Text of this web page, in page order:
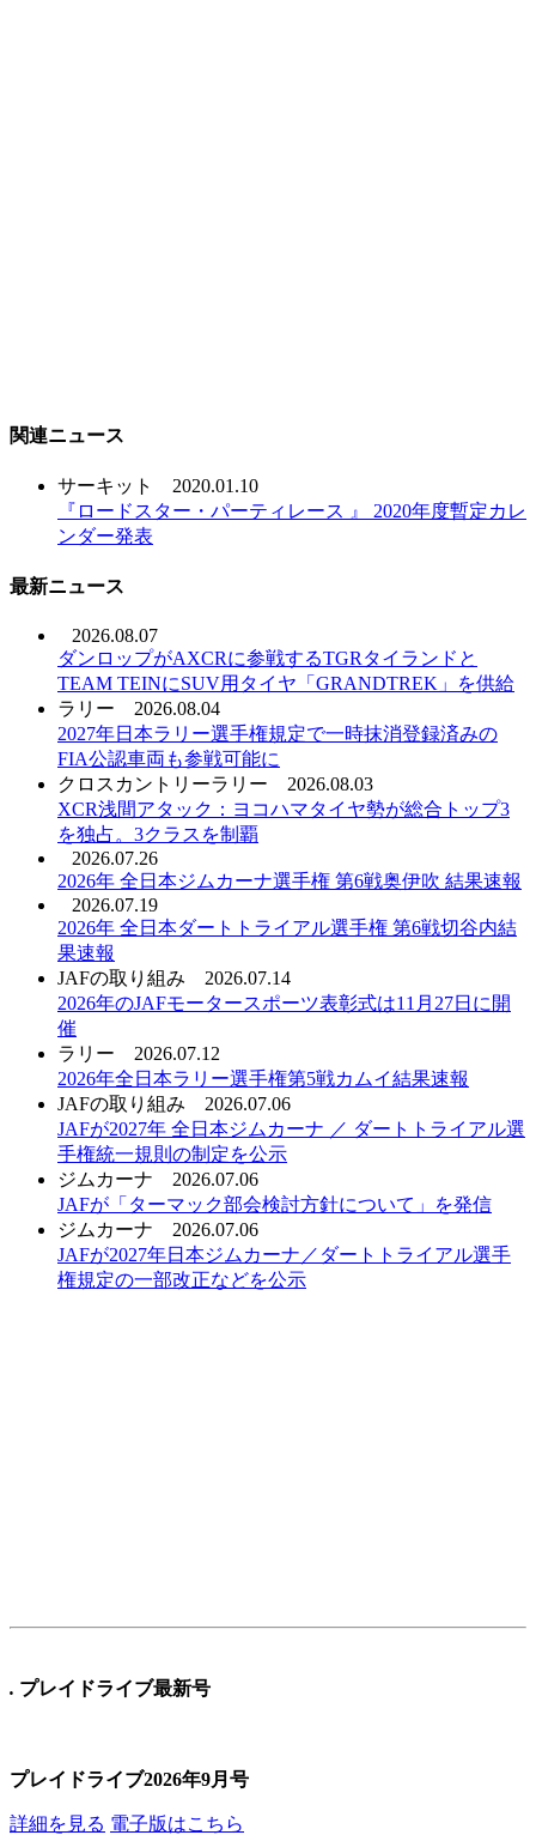
関連ニュース
サーキット
2020.01.10
『ロードスター・パーティレース 』 2020年度暫定カレ
ンダー発表
最新ニュース
2026.08.07
ダンロップがAXCRに参戦するTGRタイランドと
TEAM TEINにSUV用タイヤ「GRANDTREK」を供給
ラリー
2026.08.04
2027年日本ラリー選手権規定で一時抹消登録済みの
FIA公認車両も参戦可能に
クロスカントリーラリー
2026.08.03
XCR浅間アタック：ヨコハマタイヤ勢が総合トップ3
を独占。3クラスを制覇
2026.07.26
2026年 全日本ジムカーナ選手権 第6戦奥伊吹 結果速報
2026.07.19
2026年 全日本ダートトライアル選手権 第6戦切谷内結
果速報
JAFの取り組み
2026.07.14
2026年のJAFモータースポーツ表彰式は11月27日に開
催
ラリー
2026.07.12
2026年全日本ラリー選手権第5戦カムイ結果速報
JAFの取り組み
2026.07.06
JAFが2027年 全日本ジムカーナ ／ ダートトライアル選
手権統一規則の制定を公示
ジムカーナ
2026.07.06
JAFが「ターマック部会検討方針について」を発信
ジムカーナ
2026.07.06
JAFが2027年日本ジムカーナ／ダートトライアル選手
権規定の一部改正などを公示
. プレイドライブ最新号
プレイドライブ2026年9月号
詳細を見る 電子版はこちら